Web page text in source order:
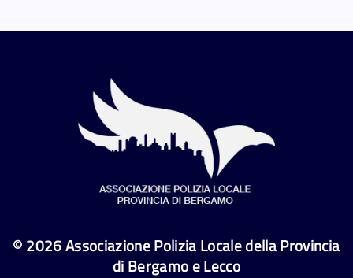
© 2026Associazione Polizia Locale della Provincia
di Bergamo e Lecco